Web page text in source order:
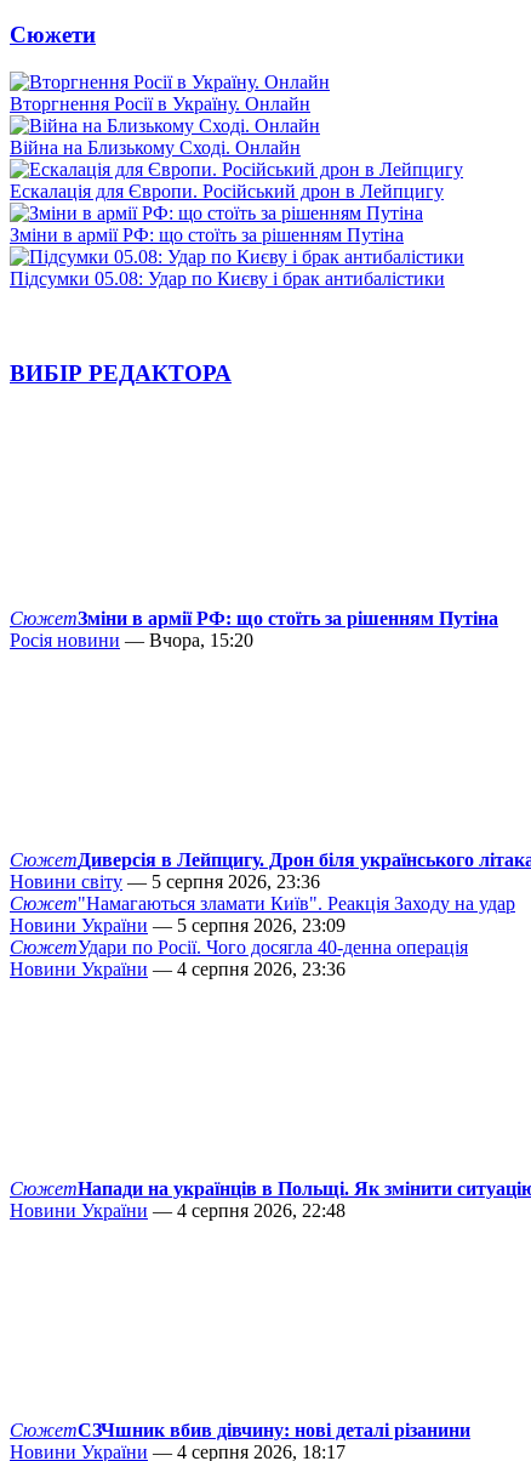
Сюжети
Вторгнення Росії в Україну. Онлайн
Війна на Близькому Сході. Онлайн
Ескалація для Європи. Російський дрон в Лейпцигу
Зміни в армії РФ: що стоїть за рішенням Путіна
Підсумки 05.08: Удар по Києву і брак антибалістики
ВИБІР РЕДАКТОРА
СюжетЗміни в армії РФ: що стоїть за рішенням Путіна
Росія новини — Вчора, 15:20
СюжетДиверсія в Лейпцигу. Дрон біля українського
Новини світу — 5 серпня 2026, 23:36
Сюжет"Намагаються зламати Київ". Реакція Заходу на удар
Новини України — 5 серпня 2026, 23:09
СюжетУдари по Росії. Чого досягла 40-денна операція
Новини України — 4 серпня 2026, 23:36
СюжетНапади на українців в Польщі. Як змінити
Новини України — 4 серпня 2026, 22:48
СюжетСЗЧшник вбив дівчину: нові деталі різанини
Новини України — 4 серпня 2026, 18:17